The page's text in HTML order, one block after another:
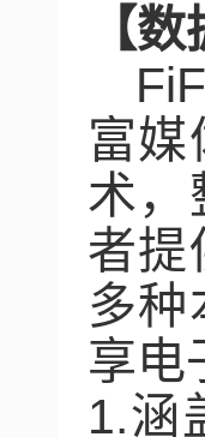
【
FiF
富媒
术，
者提
多种
享电
1.涵